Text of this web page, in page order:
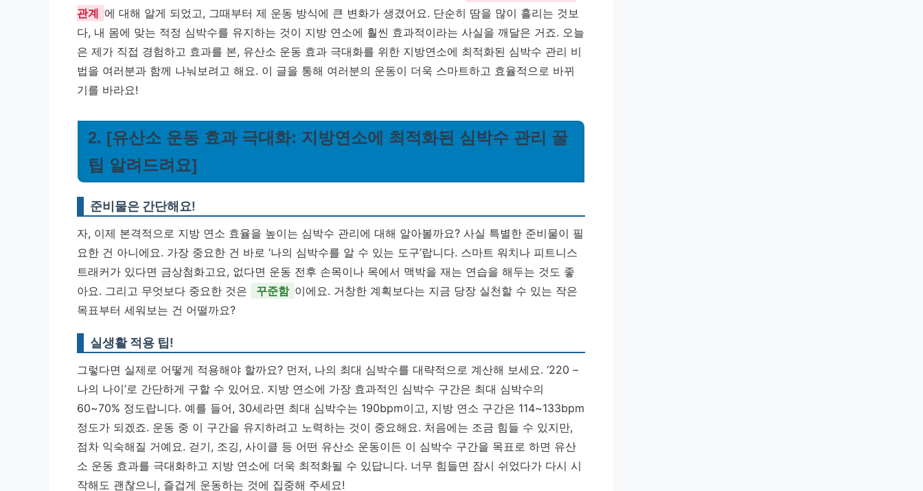
관계 에 대해 알게 되었고, 그때부터 제 운동 방식에 큰 변화가 생겼어요. 단순히 땀을 많이 흘리는 것보
다, 내 몸에 맞는 적정 심박수를 유지하는 것이 지방 연소에 훨씬 효과적이라는 사실을 깨달은 거죠. 오늘
은 제가 직접 경험하고 효과를 본, 유산소 운동 효과 극대화를 위한 지방연소에 최적화된 심박수 관리 비
법을 여러분과 함께 나눠보려고 해요. 이 글을 통해 여러분의 운동이 더욱 스마트하고 효율적으로 바뀌
기를 바라요!
2. [유산소 운동 효과 극대화: 지방연소에 최적화된 심박수 관리 꿀
팁 알려드려요]
준비물은 간단해요!
자, 이제 본격적으로 지방 연소 효율을 높이는 심박수 관리에 대해 알아볼까요? 사실 특별한 준비물이 필
요한 건 아니에요. 가장 중요한 건 바로 ‘나의 심박수를 알 수 있는 도구’랍니다. 스마트 워치나 피트니스
트래커가 있다면 금상첨화고요, 없다면 운동 전후 손목이나 목에서 맥박을 재는 연습을 해두는 것도 좋
아요. 그리고 무엇보다 중요한 것은
꾸준함 이에요. 거창한 계획보다는 지금 당장 실천할 수 있는 작은
목표부터 세워보는 건 어떨까요?
실생활 적용 팁!
그렇다면 실제로 어떻게 적용해야 할까요? 먼저, 나의 최대 심박수를 대략적으로 계산해 보세요. ‘220 –
나의 나이’로 간단하게 구할 수 있어요. 지방 연소에 가장 효과적인 심박수 구간은 최대 심박수의
60~70% 정도랍니다. 예를 들어, 30세라면 최대 심박수는 190bpm이고, 지방 연소 구간은 114~133bpm
정도가 되겠죠. 운동 중 이 구간을 유지하려고 노력하는 것이 중요해요. 처음에는 조금 힘들 수 있지만,
점차 익숙해질 거예요. 걷기, 조깅, 사이클 등 어떤 유산소 운동이든 이 심박수 구간을 목표로 하면 유산
소 운동 효과를 극대화하고 지방 연소에 더욱 최적화될 수 있답니다. 너무 힘들면 잠시 쉬었다가 다시 시
작해도 괜찮으니, 즐겁게 운동하는 것에 집중해 주세요!